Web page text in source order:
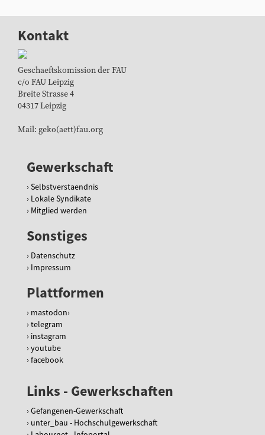
Kontakt
Geschaeftskomission der FAU
c/o FAU Leipzig
Breite Strasse 4
04317 Leipzig
Mail: geko(aett)fau.org
Gewerkschaft
Selbstverstaendnis
Lokale Syndikate
Mitglied werden
Sonstiges
Datenschutz
Impressum
Plattformen
mastodon
telegram
instagram
youtube
facebook
Links - Gewerkschaften
Gefangenen-Gewerkschaft
unter_bau - Hochschulgewerkschaft